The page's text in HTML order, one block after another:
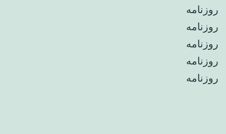
روزنامه
روزنامه
روزنامه
روزنامه
روزنامه